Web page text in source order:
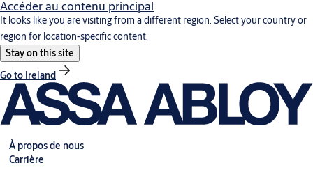
Accéder au contenu principal
It looks like you are visiting from a different region. Select your country or
region for location-specific content.
Stay on this site
Go to Ireland
À propos de nous
Carrière